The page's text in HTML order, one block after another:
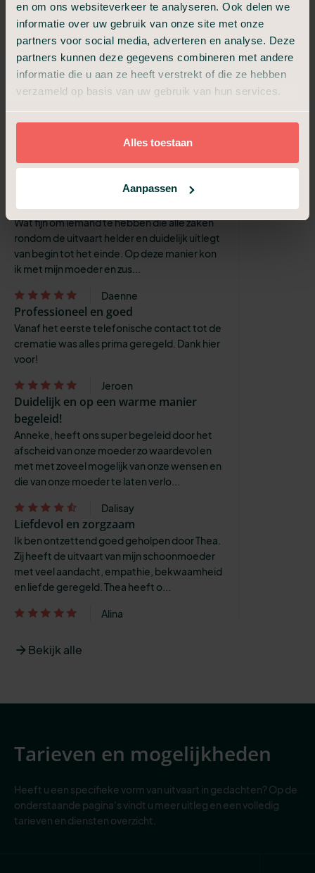
en om ons websiteverkeer te analyseren. Ook delen we
informatie over uw gebruik van onze site met onze
partners voor social media, adverteren en analyse. Deze
partners kunnen deze gegevens combineren met andere
informatie die u aan ze heeft verstrekt of die ze hebben
verzameld op basis van uw gebruik van hun services.
Alles toestaan
Aanpassen
Henk
Fantastische begeleiding gehad voor
een hele mooie uitvaart
Na een plotselinge overlijden van onze
onbekende wereld. Vanaf het eerste
Een prettige ervaring ondanks de
treurige omstandigheden waardoor ik
kennis heb gemaakt met deze org
Wat fijn om iemand te hebben die alle zaken
rondom de uitvaart helder en duidelijk uitlegt
van begin tot het einde. Op deze manier kon
ik met mijn moeder en zus...
Daenne
Professioneel en goed
Vanaf het eerste telefonische contact tot de
crematie was alles prima geregeld. Dank hier
voor!
Jeroen
Duidelijk en op een warme manier
begeleid!
Anneke, heeft ons super begeleid door het
afscheid van onze moeder zo waardevol en
met met zoveel mogelijk van onze wensen en
die van onze moeder te laten verlo...
Dalisay
Liefdevol en zorgzaam
Ik ben ontzettend goed geholpen door Thea.
Zij heeft de uitvaart van mijn schoonmoeder
met veel aandacht, empathie, bekwaamheid
en liefde geregeld. Thea heeft o...
Alina
Bekijk alle
Tarieven en mogelijkheden
Heeft u een specifieke vorm van uitvaart in gedachten? Op de
onderstaande pagina's vindt u meer uitleg en een volledig
tarieven en diensten overzicht.